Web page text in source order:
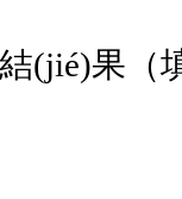
果（填